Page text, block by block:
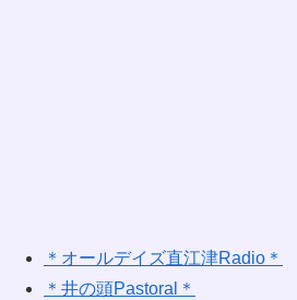
＊オールデイズ直江津Radio＊
＊井の頭Pastoral＊